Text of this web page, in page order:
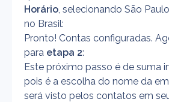
Horário, selecionando São
no Brasil:
Pronto! Contas configuradas.
para etapa 2:
Este próximo passo é de suma
pois é a escolha do nome da
será visto pelos contatos em